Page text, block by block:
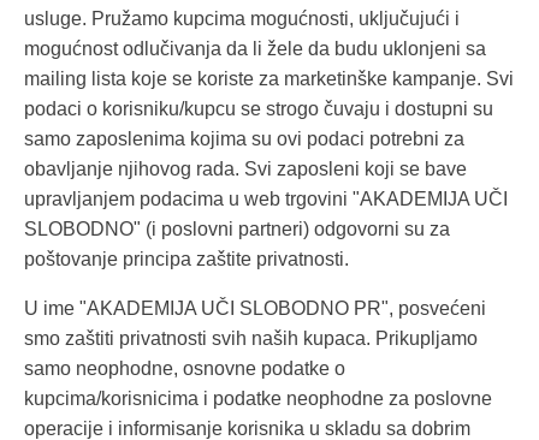
usluge. Pružamo kupcima mogućnosti, uključujući i
mogućnost odlučivanja da li žele da budu uklonjeni sa
mailing lista koje se koriste za marketinške kampanje. Svi
podaci o korisniku/kupcu se strogo čuvaju i dostupni su
samo zaposlenima kojima su ovi podaci potrebni za
obavljanje njihovog rada. Svi zaposleni koji se bave
upravljanjem podacima u web trgovini "AKADEMIJA UČI
SLOBODNO" (i poslovni partneri) odgovorni su za
poštovanje principa zaštite privatnosti.
U ime "AKADEMIJA UČI SLOBODNO PR", posvećeni
smo zaštiti privatnosti svih naših kupaca. Prikupljamo
samo neophodne, osnovne podatke o
kupcima/korisnicima i podatke neophodne za poslovne
operacije i informisanje korisnika u skladu sa dobrim